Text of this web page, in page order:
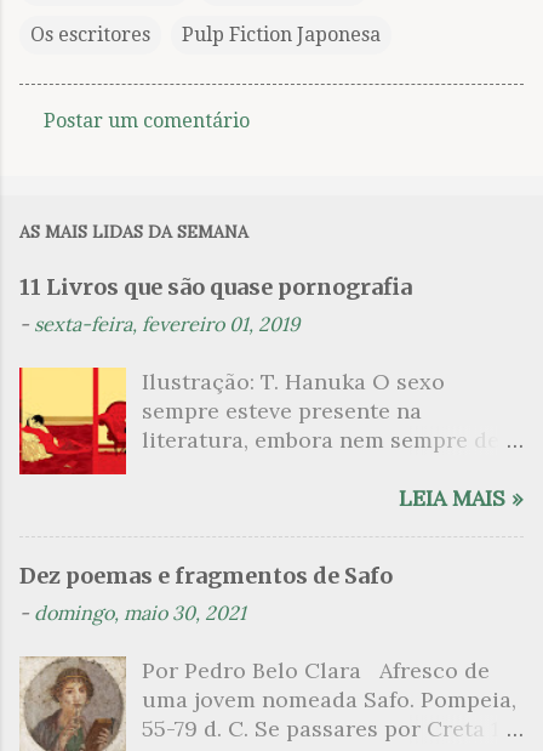
Os escritores Pulp Fiction Japonesa
n
t
i
o
Postar um comentário
AS MAIS LIDAS DA SEMANA
11 Livros que são quase pornografia
- sexta-feira, fevereiro 01, 2019
Ilustração: T. Hanuka O sexo
sempre esteve presente na
literatura, embora nem sempre de
que mergulharam em sua própria
psicanalítico e findaram por revelar
a partir dessa intimidade o lado
apresenta um conjunto de livros
nos quais os escritores se
desnudam, livros que dispensam o
LEIA MAIS »
Dez poemas e fragmentos de Safo
- domingo, maio 30, 2021
Por Pedro Belo Clara Afresco de
uma jovem nomeada Safo. Pompeia,
55-79 d. C. Se passares por Creta 1